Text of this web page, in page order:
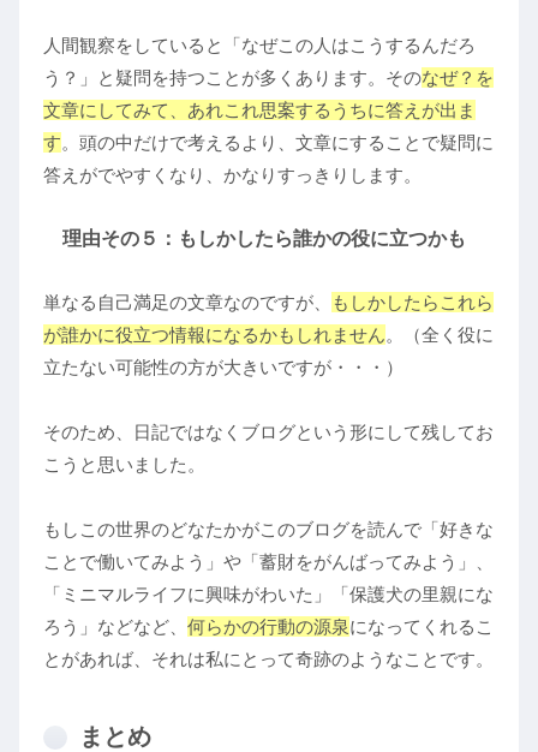
人間観察をしていると「なぜこの人はこうするんだろ
う？」と疑問を持つことが多くあります。そのなぜ？を
文章にしてみて、あれこれ思案するうちに答えが出ま
す。頭の中だけで考えるより、文章にすることで疑問に
答えがでやすくなり、かなりすっきりします。
理由その５：もしかしたら誰かの役に立つかも
単なる自己満足の文章なのですが、
もしかしたらこれら
が誰かに役立つ情報になるかもしれません。（全く役に
立たない可能性の方が大きいですが・・・）
そのため、日記ではなくブログという形にして残してお
こうと思いました。
もしこの世界のどなたかがこのブログを読んで「好きな
ことで働いてみよう」や「蓄財をがんばってみよう」、
「ミニマルライフに興味がわいた」「保護犬の里親にな
ろう」などなど、 何らかの行動の源泉になってくれるこ
とがあれば、それは私にとって奇跡のようなことです。
まとめ